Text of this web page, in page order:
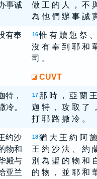
事诚
做 工 的 人 ， 不
為 他 們 辦 事 誠
有奉
16惟 有 贖 愆 祭
沒 有 奉 到 耶 和
司 。
CUVT
特，
冷。
17 那 時 ， 亞 蘭
迦 特 ， 攻 取 了
打 耶 路 撒 冷 。
约沙
物和
殿与
亚兰
18 猶 大 王 約 阿
王 約 沙 法 、 約
別 為 聖 的 物 和
的 物 ， 並 耶 和